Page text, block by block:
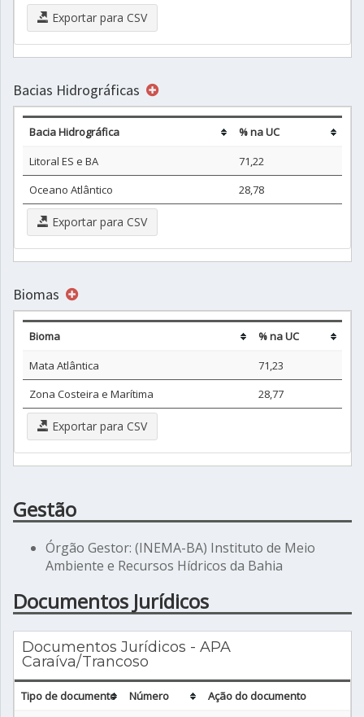
Exportar para CSV
Bacias Hidrográficas
Bacia Hidrográfica
% na UC
Litoral ES e BA
71,22
Oceano Atlântico
28,78
Exportar para CSV
Biomas
Bioma
% na UC
Mata Atlântica
71,23
Zona Costeira e Marítima
28,77
Exportar para CSV
Gestão
Órgão Gestor: (INEMA-BA) Instituto de Meio
Ambiente e Recursos Hídricos da Bahia
Documentos Jurídicos
Documentos Jurídicos - APA
Caraíva/Trancoso
Tipo de documento Número
Ação do documento